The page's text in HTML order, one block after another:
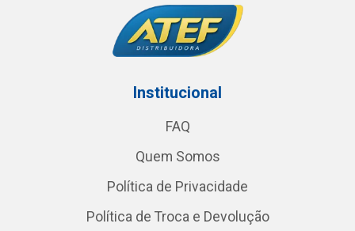
Institucional
FAQ
Quem Somos
Política de Privacidade
Política de Troca e Devolução